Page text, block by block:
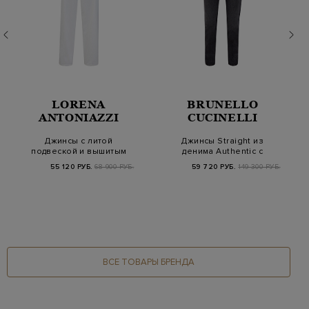
LORENA
ANTONIAZZI
Джинсы с литой
подвеской и вышитым
декором в тон
55 120 РУБ. 68 900 РУБ.
BRUNELLO
CUCINELLI
Джинсы Straight из
денима Authentic с
блестящей деталь…
59 720 РУБ. 149 300 РУБ.
ВСЕ ТОВАРЫ БРЕНДА